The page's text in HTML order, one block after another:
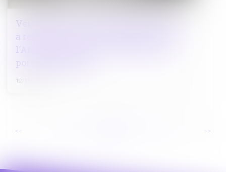
Vérification de l'âge en ligne : la CNIL
a rendu son avis sur le référentiel de
l’Arcom concernant l’accès aux sites
pornographiques
12/11/2024
<< >>